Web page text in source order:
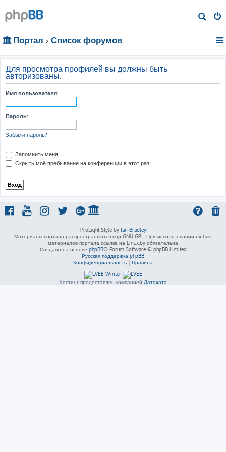
о
Портал Список форумов
Для просмотра профилей вы должны быть
авторизованы.
Имя пользователя:
Пароль:
Забыли пароль?
Запомнить меня
Скрыть моё пребывание на конференции в этот раз
ProLight Style by Ian Bradley
Материалы портала распространяются под GNU GPL. При использовании любых
материалов портала ссылка на Linux.by обязательна
Создано на основе phpBB® Forum Software © phpBB Limited
Русская поддержка phpBB
Конфиденциальность | Правила
Хостинг предоставлен компанией Датахата